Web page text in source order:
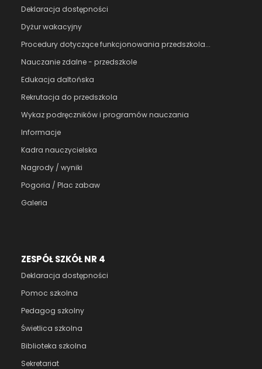
Deklaracja dostępności
Dyżur wakacyjny
Procedury dotyczące funkcjonowania przedszkola...
Nauczanie zdalne - przedszkole
Edukacja daltońska
Rekrutacja do przedszkola
Wykaz podręczników i programów nauczania
Informacje
Kadra nauczycielska
Nagrody / wyniki
Pogoria / Plac zabaw
Galeria
ZESPÓŁ SZKÓŁ NR 4
Deklaracja dostępności
Pomoc szkolna
Pedagog szkolny
Świetlica szkolna
Biblioteka szkolna
Sekretariat